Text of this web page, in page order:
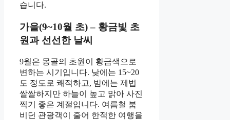
습니다.
가을(9~10월 초) – 황금빛 초
원과 선선한 날씨
9월은 몽골의 초원이 황금색으로
변하는 시기입니다. 낮에는 15~20
도 정도로 쾌적하고, 밤에는 제법
쌀쌀하지만 하늘이 높고 맑아 사진
찍기 좋은 계절입니다. 여름철 붐
비던 관광객이 줄어 한적한 여행을